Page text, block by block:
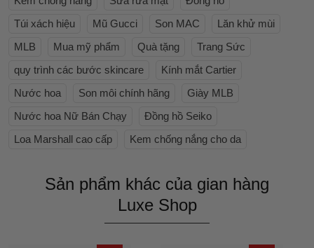
Túi xách hiệu
Mũ Gucci Son MAC
Lăn khử mùi
MLB
Mua mỹ phẩm Quà tặng
Trang Sức
quy trình các bước skincare
Kính mắt Cartier
Nước hoa
Son môi chính hãng
Giày MLB
Nước hoa Nữ Bán Chạy
Đồng hồ Seiko
Loa Marshall cao cấp
Kem chống nắng cho da
Sản phẩm khác của gian hàng
Luxe Shop